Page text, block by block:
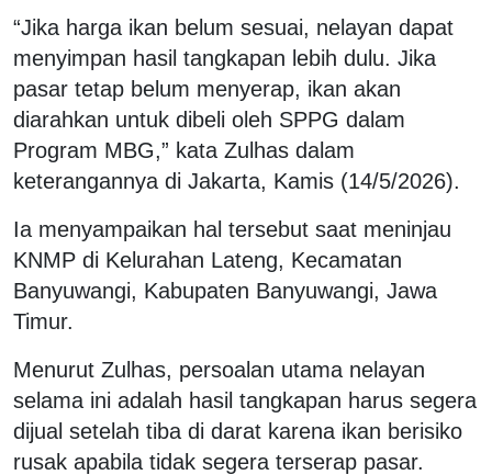
“Jika harga ikan belum sesuai, nelayan dapat
menyimpan hasil tangkapan lebih dulu. Jika
pasar tetap belum menyerap, ikan akan
diarahkan untuk dibeli oleh SPPG dalam
Program MBG,” kata Zulhas dalam
keterangannya di Jakarta, Kamis (14/5/2026).
Ia menyampaikan hal tersebut saat meninjau
KNMP di Kelurahan Lateng, Kecamatan
Banyuwangi, Kabupaten Banyuwangi, Jawa
Timur.
Menurut Zulhas, persoalan utama nelayan
selama ini adalah hasil tangkapan harus segera
dijual setelah tiba di darat karena ikan berisiko
rusak apabila tidak segera terserap pasar.